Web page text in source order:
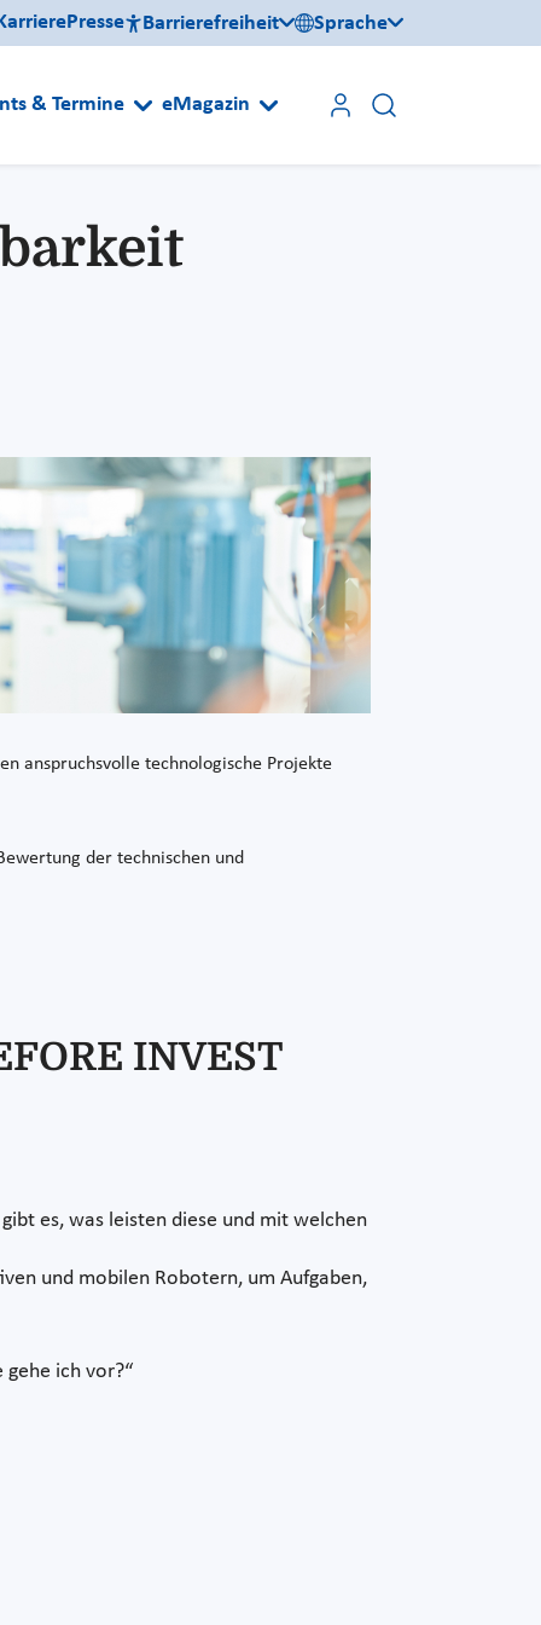
Presse Barrierefreiheit Sprache
& Termine eMagazin
anspruchsvolle technologische Projekte
der technischen und
INVEST
es, was leisten diese und mit welchen
und mobilen Robotern, um Aufgaben,
ich vor?“